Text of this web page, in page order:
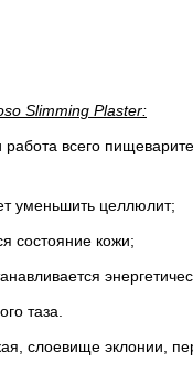
Slimming Plaster:
всего
уменьшить целлюлит;
состояние кожи;
таза.
слоевище эклонии,